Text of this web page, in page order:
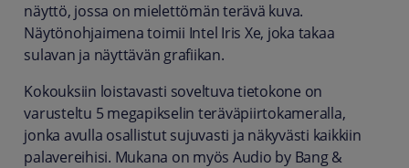
näyttö, jossa on mielettömän terävä kuva.
Näytönohjaimena toimii Intel Iris Xe, joka takaa
sulavan ja näyttävän grafiikan.
Kokouksiin loistavasti soveltuva tietokone on
varusteltu 5 megapikselin teräväpiirtokameralla,
jonka avulla osallistut sujuvasti ja näkyvästi kaikkiin
palavereihisi. Mukana on myös Audio by Bang &